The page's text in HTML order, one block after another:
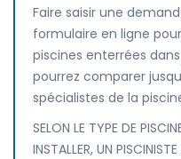
Faire saisir une
formulaire en ligne
piscines enterrées
pourrez comparer
spécialistes de la
SELON LE TYPE DE
INSTALLER, UN